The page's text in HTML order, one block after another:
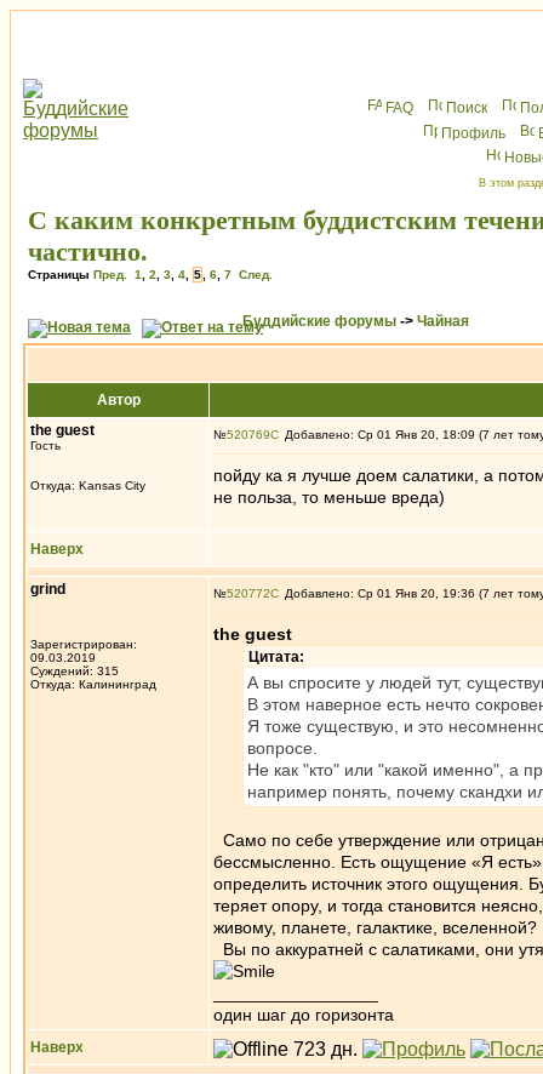
FAQ Поиск
Профиль
В этом
C каким конкретным буддистским
частично.
Страницы Пред. 1 2 3 4 5 6 7 След.
Буддийские форумы -> Чайная
Автор
the guest
Гость
Откуда: Kansas City
№520769 Добавлено: Ср 01 Янв 20, 18:09 (7 лет
пойду ка я лучше доем салатики, а
не польза, то меньше вреда)
Наверх
grind
Зарегистрирован:
09.03.2019
Суждений: 315
Откуда: Калининград
№520772 Добавлено: Ср 01 Янв 20, 19:36 (7 лет
the guest
Цитата:
А вы спросите у людей тут,
В этом наверное есть нечто
Я тоже существую, и это
вопросе.
Не как "кто" или "какой именно", а
например понять, почему скандхи
Само по себе утверждение или
бессмысленно. Есть ощущение «Я
определить источник этого ощущения.
теряет опору, и тогда становится
живому, планете, галактике, вселенной?
Вы по аккуратней с салатиками, они
один шаг до горизонта
Наверх